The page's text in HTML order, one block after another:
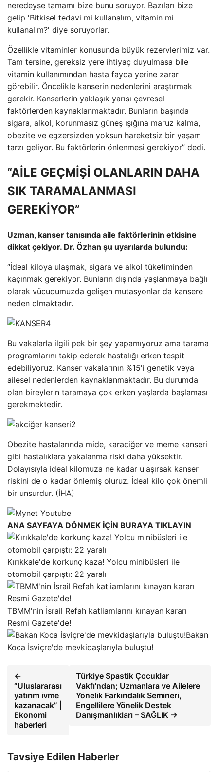
neredeyse tamamı bize bunu soruyor. Bazıları bize
gelip 'Bitkisel tedavi mi kullanalım, vitamin mi
kullanalım?' diye soruyorlar.
Özellikle vitaminler konusunda büyük rezervlerimiz var.
Tam tersine, gereksiz yere ihtiyaç duyulmasa bile
vitamin kullanımından hasta fayda yerine zarar
görebilir. Öncelikle kanserin nedenlerini araştırmak
gerekir. Kanserlerin yaklaşık yarısı çevresel
faktörlerden kaynaklanmaktadır. Bunların başında
sigara, alkol, korunmasız güneş ışığına maruz kalma,
obezite ve egzersizden yoksun hareketsiz bir yaşam
tarzı geliyor. Bu faktörlerin önlenmesi gerekiyor” dedi.
“AİLE GEÇMİŞİ OLANLARIN DAHA
SIK TARAMALANMASI
GEREKİYOR”
Uzman, kanser tanısında aile faktörlerinin etkisine
dikkat çekiyor. Dr. Özhan şu uyarılarda bulundu:
“İdeal kiloya ulaşmak, sigara ve alkol tüketiminden
kaçınmak gerekiyor. Bunların dışında yaşlanmaya bağlı
olarak vücudumuzda gelişen mutasyonlar da kansere
neden olmaktadır.
Bu vakalarla ilgili pek bir şey yapamıyoruz ama tarama
programlarını takip ederek hastalığı erken tespit
edebiliyoruz. Kanser vakalarının %15'i genetik veya
ailesel nedenlerden kaynaklanmaktadır. Bu durumda
olan bireylerin taramaya çok erken yaşlarda başlaması
gerekmektedir.
Obezite hastalarında mide, karaciğer ve meme kanseri
gibi hastalıklara yakalanma riski daha yüksektir.
Dolayısıyla ideal kilomuza ne kadar ulaşırsak kanser
riskini de o kadar önlemiş oluruz. İdeal kilo çok önemli
bir unsurdur. (İHA)
ANA SAYFAYA DÖNMEK İÇİN BURAYA TIKLAYIN
Kırıkkale'de korkunç kaza! Yolcu minibüsleri ile
otomobil çarpıştı: 22 yaralı
TBMM'nin İsrail Refah katliamlarını kınayan kararı
Resmi Gazete'de!
Bakan
Koca İsviçre'de mevkidaşlarıyla buluştu!
←
“Uluslararası
yatırım ivme
kazanacak” |
Ekonomi
haberleri
Türkiye Spastik Çocuklar
Vakfı'ndan; Uzmanlara ve Ailelere
Yönelik Farkındalık Semineri,
Engellilere Yönelik Destek
Danışmanlıkları – SAĞLIK →
Tavsiye Edilen Haberler